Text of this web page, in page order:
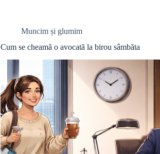
Muncim și glumim
Cum se cheamă o avocată la birou sâmbăta